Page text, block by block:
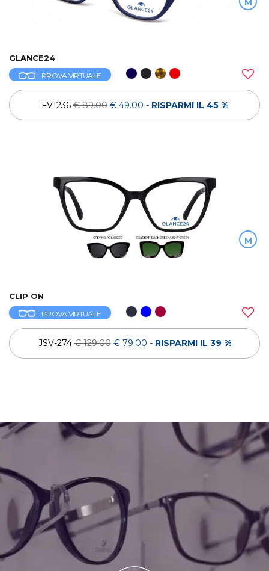
M
GLANCE24
PROVA VIRTUALE
FV1236€ 89.00 € 49.00 - RISPARMI IL 45 %
M
CLIP ON
PROVA VIRTUALE
JSV-274€ 129.00 € 79.00 - RISPARMI IL 39 %